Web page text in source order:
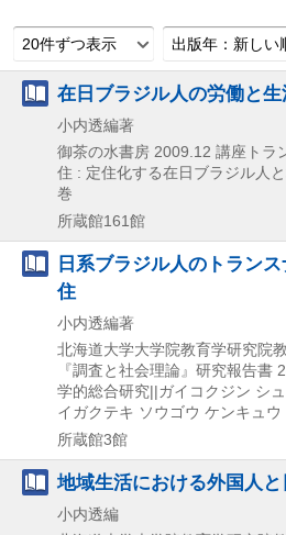
20件ずつ表示 出版年：新しい
在日ブラジル人の労働と生
小内透編著
御茶の水書房 2009.12 講座トラ
住 : 定住化する在日ブラジル人
巻
所蔵館161館
日系ブラジル人のトラン
住
小内透編著
北海道大学大学院教育学研究院
『調査と社会理論』研究報告書
学的総合研究||ガイコクジン シ
イガクテキ ソウゴウ ケンキュウ
所蔵館3館
地域生活における外国人
小内透編